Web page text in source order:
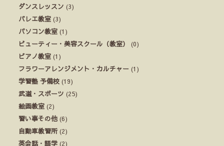
ダンスレッスン (3)
バレエ教室 (3)
パソコン教室 (1)
ビューティー・美容スクール（教室）
(0)
ピアノ教室 (1)
フラワーアレンジメント・カルチャー (1)
学習塾 予備校 (19)
武道・スポーツ (25)
絵画教室 (2)
習い事その他 (6)
自動車教習所(2)
英会話・語学 (2)